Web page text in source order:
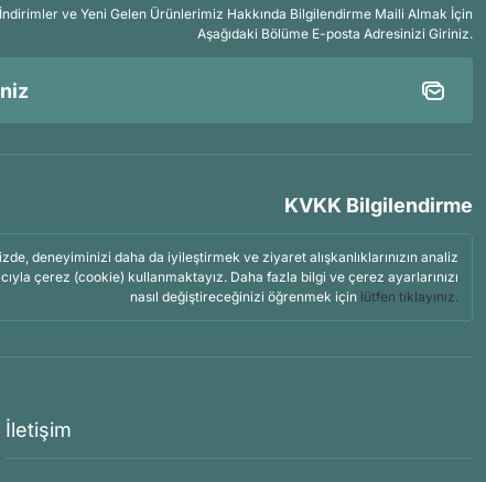
ve Yeni Gelen Ürünlerimiz Hakkında Bilgilendirme Maili Almak İçin
Aşağıdaki Bölüme E-posta Adresinizi Giriniz.
KVKK Bilgilendirme
deneyiminizi daha da iyileştirmek ve ziyaret alışkanlıklarınızın analiz
çerez (cookie) kullanmaktayız. Daha fazla bilgi ve çerez ayarlarınızı
nasıl değiştireceğinizi öğrenmek için lütfen tıklayınız.
İletişim